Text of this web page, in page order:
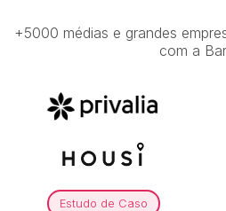
+5000 médias e grandes
com a
Estudo de Caso